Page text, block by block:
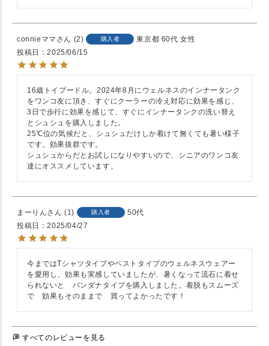
connieママ 2 購入者 東京都 60代 女性
投稿日
2025/06/15
16歳トイプードル。2024年8月にウェルネスのインナータンク
をワンコ友に頂き、すぐにクーラーの冷え対応に効果を感じ、
3日で歩行に効果を感じて、すぐにインナータンクの洗い替え
とシュシュを購入しました。
25℃位の気候だと、シュシュだけしか着けて無くても暑い様子
です。効果抜群です。
シュシュからだとお試しになりやすいので、シニアのワンコ友
達にオススメしています。
まーりん 1 購入者
50代
投稿日
2025/04/27
今まではTシャツタイプやベストタイプのウェルネスウェアー
を愛用し、効果も実感していましたが、暑くなって流石に着せ
られないと　バンダナタイプを購入しました。着脱もスムーズ
で　効果もそのままで　買ってよかったです！
すべてのレビューを見る